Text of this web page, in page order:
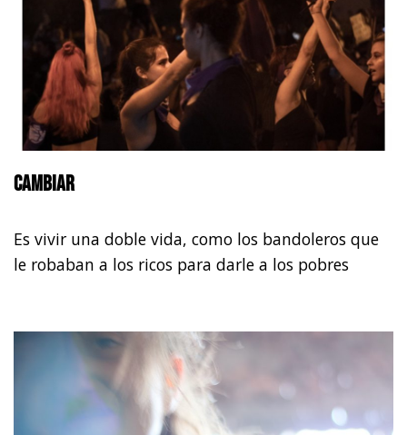
Cambiar
Es vivir una doble vida, como los bandoleros que
le robaban a los ricos para darle a los pobres